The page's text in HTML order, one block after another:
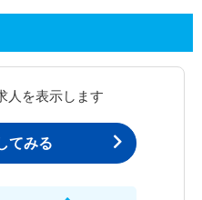
人を表示します
てみる